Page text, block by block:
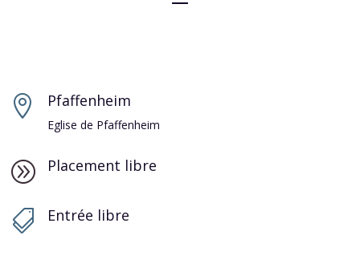
 Pfaffenheim
Eglise de Pfaffenheim
A Placement libre
 Entrée libre